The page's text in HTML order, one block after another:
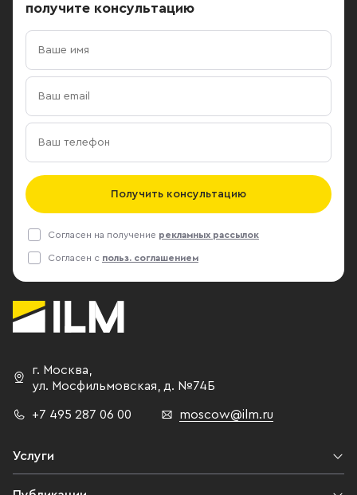
получите консультацию
Получить консультацию
Согласен на получение рекламных рассылок
Согласен с польз. соглашением
г. Москва,
ул. Мосфильмовская, д. №74Б
+7 495 287 06 00 moscow@ilm.ru
Услуги